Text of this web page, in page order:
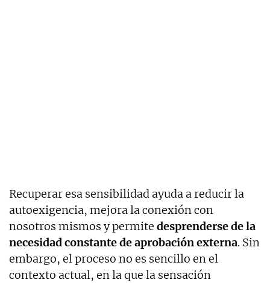
Recuperar esa sensibilidad ayuda a reducir la
autoexigencia, mejora la conexión con
nosotros mismos y permite desprenderse de la
necesidad constante de aprobación externa. Sin
embargo, el proceso no es sencillo en el
contexto actual, en la que la sensación